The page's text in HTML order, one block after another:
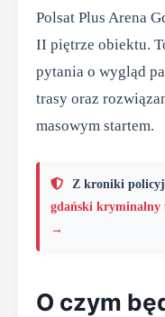
Polsat Plus Arena
II piętrze obiektu.
pytania o wygląd
trasy oraz
masowym startem.
Z kroniki
gdański kryminalny
→
O czym